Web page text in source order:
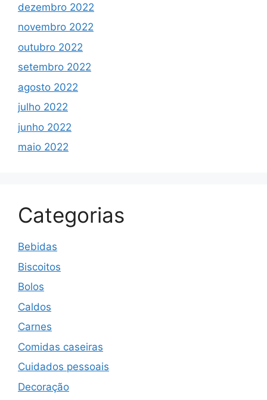
dezembro 2022
novembro 2022
outubro 2022
setembro 2022
agosto 2022
julho 2022
junho 2022
maio 2022
Categorias
Bebidas
Biscoitos
Bolos
Caldos
Carnes
Comidas caseiras
Cuidados pessoais
Decoração